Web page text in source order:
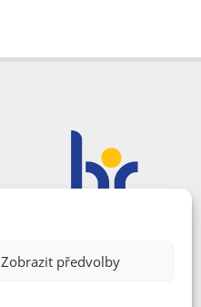
Zobrazit předvolby